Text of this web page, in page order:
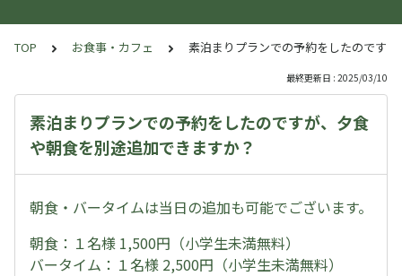
TOP お食事・カフェ 素泊まりプランでの予約をしたのです
最終更新日 : 2025/03/10
素泊まりプランでの予約をしたのですが、夕食
や朝食を別途追加できますか？
朝食・バータイムは当日の追加も可能でございます。
朝食：１名様 1,500円（小学生未満無料）
バータイム：１名様 2,500円（小学生未満無料）